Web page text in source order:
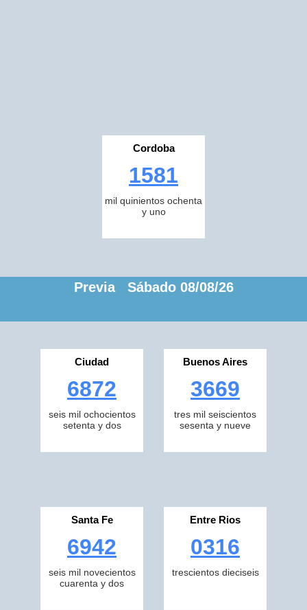
Cordoba
1581
mil quinientos ochenta
y uno
Previa Sábado 08/08/26
Ciudad
6872
seis mil ochocientos
setenta y dos
Buenos Aires
3669
tres mil seiscientos
sesenta y nueve
Santa Fe
6942
seis mil novecientos
cuarenta y dos
Entre Rios
0316
trescientos dieciseis